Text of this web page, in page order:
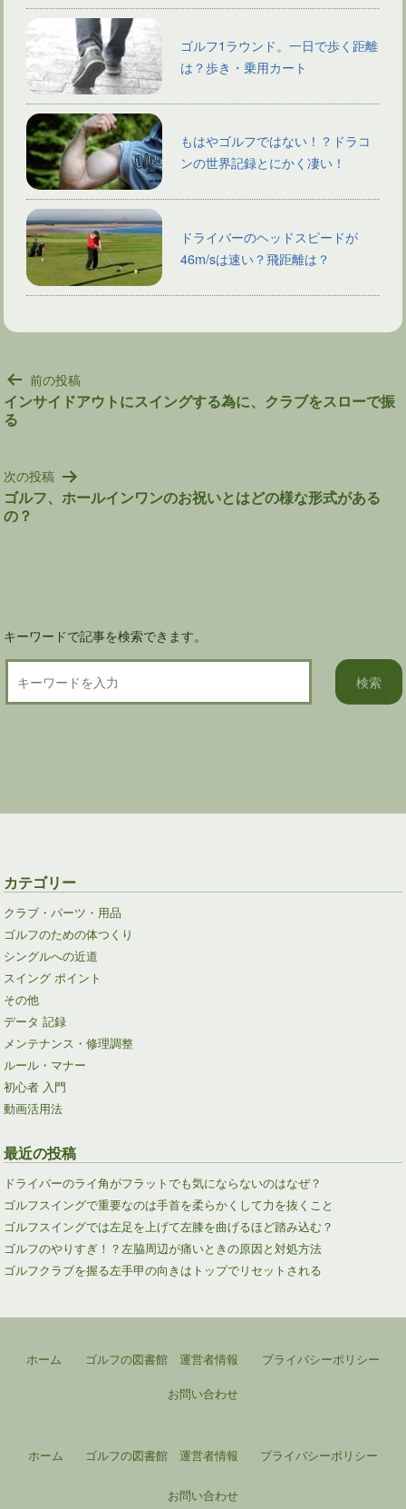
ゴルフ1ラウンド。一日で歩く距離
は？歩き・乗用カート
もはやゴルフではない！？ドラコ
ンの世界記録とにかく凄い！
ドライバーのヘッドスピードが
46m/sは速い？飛距離は？
投
稿
ナ
ゲ
ー
シ
ョ
前の投稿
インサイドアウトにスイングする為に、クラブをスローで振
る
次の投稿
ゴルフ、ホールインワンのお祝いとはどの様な形式がある
の？
キーワードで記事を検索できます。
カテゴリー
クラブ・パーツ・用品
ゴルフのための体つくり
シングルへの近道
スイング ポイント
その他
データ 記録
メンテナンス・修理調整
ルール・マナー
初心者 入門
動画活用法
最近の投稿
ドライバーのライ角がフラットでも気にならないのはなぜ？
ゴルフスイングで重要なのは手首を柔らかくして力を抜くこと
ゴルフスイングでは左足を上げて左膝を曲げるほど踏み込む？
ゴルフのやりすぎ！？左脇周辺が痛いときの原因と対処方法
ゴルフクラブを握る左手甲の向きはトップでリセットされる
ホーム ゴルフの図書館 運営者情報
プライバシーポリシー
お問い合わせ
ホーム ゴルフの図書館 運営者情報 プライバシーポリシー
お問い合わせ